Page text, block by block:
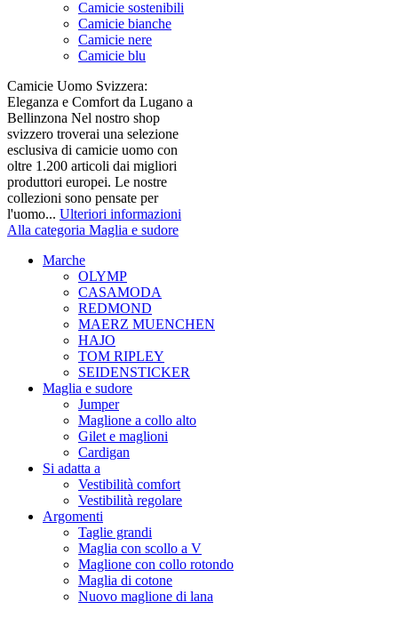
Camicie sostenibili
Camicie bianche
Camicie nere
Camicie blu
Camicie Uomo Svizzera:
Eleganza e Comfort da Lugano a
Bellinzona Nel nostro shop
svizzero troverai una selezione
esclusiva di camicie uomo con
oltre 1.200 articoli dai migliori
produttori europei. Le nostre
collezioni sono pensate per
l'uomo... Ulteriori informazioni
Alla categoria Maglia e sudore
Marche
OLYMP
CASAMODA
REDMOND
MAERZ MUENCHEN
HAJO
TOM RIPLEY
SEIDENSTICKER
Maglia e sudore
Jumper
Maglione a collo alto
Gilet e maglioni
Cardigan
Si adatta a
Vestibilità comfort
Vestibilità regolare
Argomenti
Taglie grandi
Maglia con scollo a V
Maglione con collo rotondo
Maglia di cotone
Nuovo maglione di lana